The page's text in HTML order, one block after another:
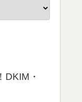
DKIM・